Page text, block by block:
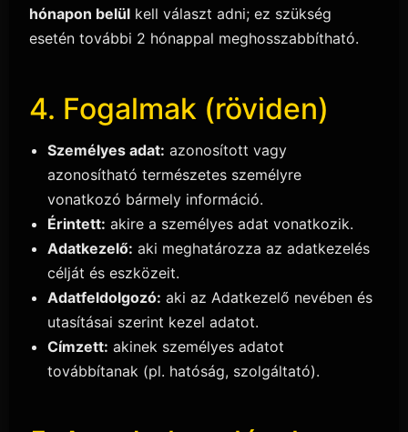
hónapon belül kell választ adni; ez szükség
esetén további 2 hónappal meghosszabbítható.
4. Fogalmak (röviden)
Személyes adat: azonosított vagy
azonosítható természetes személyre
vonatkozó bármely információ.
Érintett: akire a személyes adat vonatkozik.
Adatkezelő: aki meghatározza az adatkezelés
célját és eszközeit.
Adatfeldolgozó: aki az Adatkezelő nevében és
utasításai szerint kezel adatot.
Címzett: akinek személyes adatot
továbbítanak (pl. hatóság, szolgáltató).